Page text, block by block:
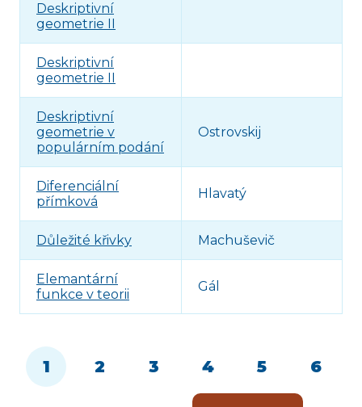
Deskriptivní
geometrie II
Deskriptivní
geometrie II
Deskriptivní
geometrie v
populárním podání
Ostrovskij
Diferenciální
přímková
Hlavatý
Důležité křivky Machuševič
Elemantární
funkce v teorii
Gál
1 2 3 4 5 6